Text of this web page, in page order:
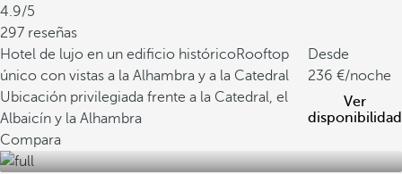
4.9/5
297 reseñas
Hotel de lujo en un edificio históricoRooftop
único con vistas a la Alhambra y a la Catedral
Ubicación privilegiada frente a la Catedral, el
Albaicín y la Alhambra
Desde
236
/noche
Ver
disponibilidad
Compara